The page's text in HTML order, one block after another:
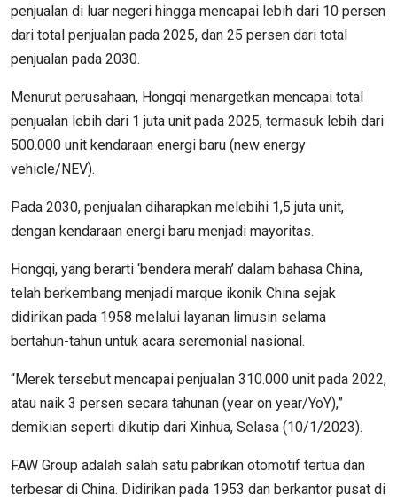
penjualan di luar negeri hingga mencapai lebih dari 10 persen
dari total penjualan pada 2025, dan 25 persen dari total
penjualan pada 2030.
Menurut perusahaan, Hongqi menargetkan mencapai total
penjualan lebih dari 1 juta unit pada 2025, termasuk lebih dari
500.000 unit kendaraan energi baru (new energy
vehicle/NEV).
Pada 2030, penjualan diharapkan melebihi 1,5 juta unit,
dengan kendaraan energi baru menjadi mayoritas.
Hongqi, yang berarti ‘bendera merah’ dalam bahasa China,
telah berkembang menjadi marque ikonik China sejak
didirikan pada 1958 melalui layanan limusin selama
bertahun-tahun untuk acara seremonial nasional.
“Merek tersebut mencapai penjualan 310.000 unit pada 2022,
atau naik 3 persen secara tahunan (year on year/YoY),”
demikian seperti dikutip dari Xinhua, Selasa (10/1/2023).
FAW Group adalah salah satu pabrikan otomotif tertua dan
terbesar di China. Didirikan pada 1953 dan berkantor pusat di